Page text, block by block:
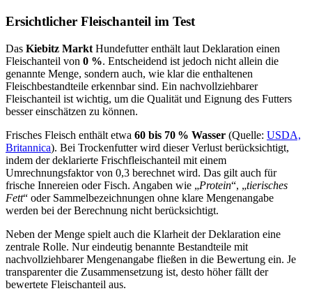
Ersichtlicher Fleischanteil im Test
Das Kiebitz Markt Hundefutter enthält laut Deklaration einen
Fleischanteil von 0 %. Entscheidend ist jedoch nicht allein die
genannte Menge, sondern auch, wie klar die enthaltenen
Fleischbestandteile erkennbar sind. Ein nachvollziehbarer
Fleischanteil ist wichtig, um die Qualität und Eignung des Futters
besser einschätzen zu können.
Frisches Fleisch enthält etwa 60 bis 70 % Wasser (Quelle: USDA,
Britannica). Bei Trockenfutter wird dieser Verlust berücksichtigt,
indem der deklarierte Frischfleischanteil mit einem
Umrechnungsfaktor von 0,3 berechnet wird. Das gilt auch für
frische Innereien oder Fisch. Angaben wie „Protein“, „tierisches
Fett“ oder Sammelbezeichnungen ohne klare Mengenangabe
werden bei der Berechnung nicht berücksichtigt.
Neben der Menge spielt auch die Klarheit der Deklaration eine
zentrale Rolle. Nur eindeutig benannte Bestandteile mit
nachvollziehbarer Mengenangabe fließen in die Bewertung ein. Je
transparenter die Zusammensetzung ist, desto höher fällt der
bewertete Fleischanteil aus.